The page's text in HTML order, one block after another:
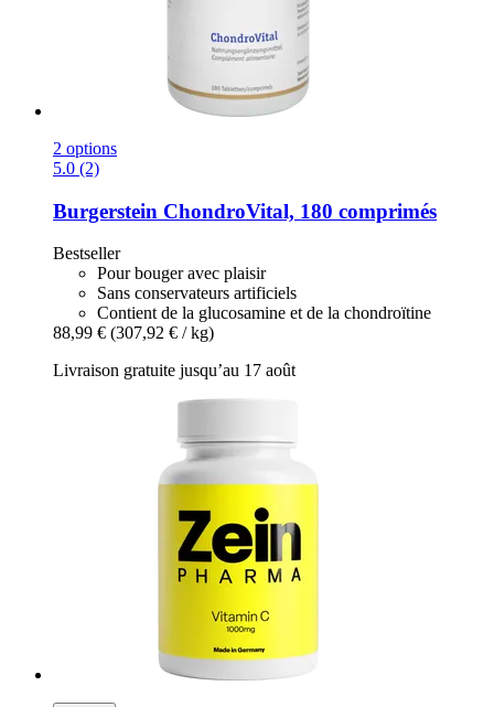
2 options
5.0 (2)
Burgerstein ChondroVital, 180 comprimés
Bestseller
Pour bouger avec plaisir
Sans conservateurs artificiels
Contient de la glucosamine et de la chondroïtine
88,99 € (307,92 € / kg)
Livraison gratuite jusqu’au 17 août